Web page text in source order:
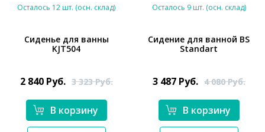
*}
Осталось 12 шт. (осн. склад)
Cиденье для ванны
KJT504
2 840 Руб. 3 323Руб.
В корзину
*}
Осталось 9 шт. (осн. склад)
Сидение для ванной BS
Standart
3 487 Руб. 4 080Руб.
В корзину